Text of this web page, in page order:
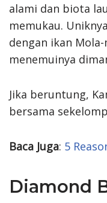
alami dan biota
memukau.
dengan ikan
menemuinya
Jika beruntung,
bersama
Baca Juga: 5
Diamond